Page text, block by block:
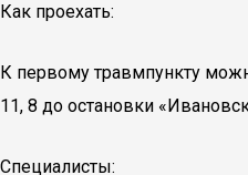
Как проехать:
К первому травмпункту
11, 8 до остановки
Специалисты: